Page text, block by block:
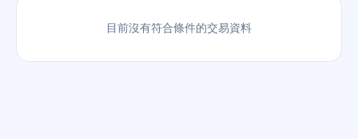
目前沒有符合條件的交易資料